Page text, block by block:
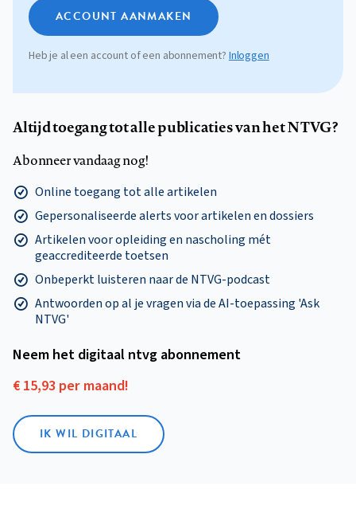
ACCOUNT AANMAKEN
Heb je al een account of een abonnement?Inloggen
Altijd toegang tot alle publicaties van het NTVG?
Abonneer vandaag nog!
Online toegang tot alle artikelen
Gepersonaliseerde alerts voor artikelen en dossiers
Artikelen voor opleiding en nascholing mét
geaccrediteerde toetsen
Onbeperkt luisteren naar de NTVG-podcast
Antwoorden op al je vragen via de AI-toepassing 'Ask
NTVG'
Neem het digitaal ntvg abonnement
€ 15,93 per maand!
IK WIL DIGITAAL